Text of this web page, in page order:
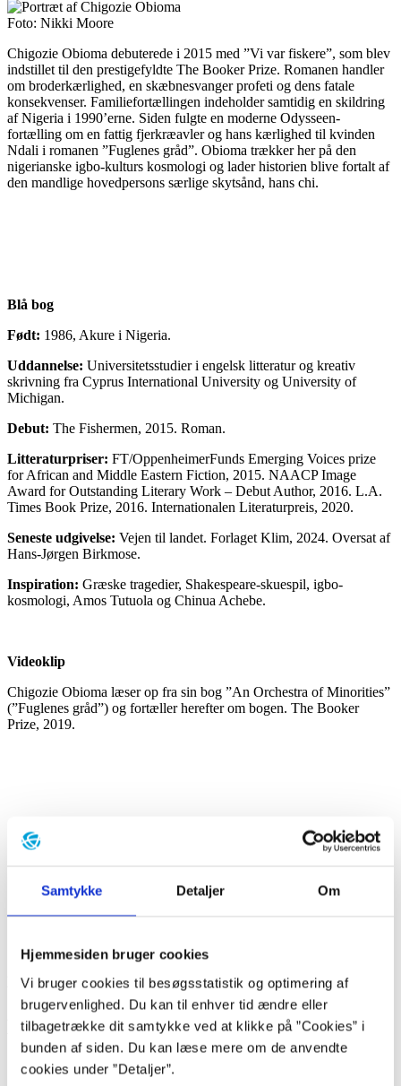
Samtykke Detaljer Om
Hjemmesiden bruger cookies
Vi bruger cookies til besøgsstatistik og optimering af
brugervenlighed. Du kan til enhver tid ændre eller
tilbagetrække dit samtykke ved at klikke på ”Cookies” i
bunden af siden. Du kan læse mere om de anvendte
cookies under ”Detaljer”.
Foto: Nikki Moore
Chigozie Obioma debuterede i 2015 med ”Vi var fiskere”, som blev
indstillet til den prestigefyldte The Booker Prize. Romanen handler
om broderkærlighed, en skæbnesvanger profeti og dens fatale
konsekvenser. Familiefortællingen indeholder samtidig en skildring
af Nigeria i 1990’erne. Siden fulgte en moderne Odysseen-
fortælling om en fattig fjerkræavler og hans kærlighed til kvinden
Ndali i romanen ”Fuglenes gråd”. Obioma trækker her på den
nigerianske igbo-kulturs kosmologi og lader historien blive fortalt af
den mandlige hovedpersons særlige skytsånd, hans chi.
Blå bog
Født: 1986, Akure i Nigeria.
Uddannelse: Universitetsstudier i engelsk litteratur og kreativ
skrivning fra Cyprus International University og University of
Michigan.
Debut: The Fishermen, 2015. Roman.
Litteraturpriser: FT/OppenheimerFunds Emerging Voices prize
for African and Middle Eastern Fiction, 2015. NAACP Image
Award for Outstanding Literary Work – Debut Author, 2016. L.A.
Times Book Prize, 2016. Internationalen Literaturpreis, 2020.
Seneste udgivelse: Vejen til landet. Forlaget Klim, 2024. Oversat af
Hans-Jørgen Birkmose.
Inspiration: Græske tragedier, Shakespeare-skuespil, igbo-
kosmologi, Amos Tutuola og Chinua Achebe.
Videoklip
Chigozie Obioma læser op fra sin bog ”An Orchestra of Minorities”
(”Fuglenes gråd”) og fortæller herefter om bogen. The Booker
Prize, 2019.
voksne
Baggrund
”I den fjerde måned efter mødet med kvinden på broen
holdt min vært næsten op med at sørge. Ikke sådan, at